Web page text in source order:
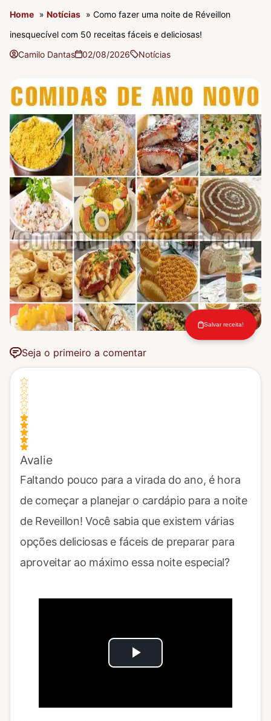
Home » Notícias » Como fazer uma noite de Réveillon
inesquecível com 50 receitas fáceis e deliciosas!
Camilo Dantas
02/08/2026 Notícias
Seja o primeiro a comentar
Salvar receita!
Avalie
Faltando pouco para a virada do ano, é hora
de começar a planejar o cardápio para a noite
de Reveillon! Você sabia que existem várias
opções deliciosas e fáceis de preparar para
aproveitar ao máximo essa noite especial?
Play